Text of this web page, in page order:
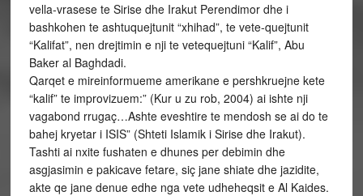
vella-vrasese te Sirise dhe Irakut Perendimor dhe i
bashkohen te ashtuquejtunit “xhihad”, te vete-quejtunit
“Kalifat”, nen drejtimin e nji te vetequejtuni “Kalif”, Abu
Baker al Baghdadi.
Qarqet e mireinformueme amerikane e pershkruejne kete
“kalif” te improvizuem:” (Kur u zu rob, 2004) ai ishte nji
vagabond rrugaç…Ashte eveshtire te mendosh se ai do te
bahej kryetar i ISIS” (Shteti Islamik i Sirise dhe Irakut).
Tashti ai nxite fushaten e dhunes per debimin dhe
asgjasimin e pakicave fetare, siç jane shiate dhe jazidite,
akte qe jane denue edhe nga vete udheheqsit e Al Kaides.